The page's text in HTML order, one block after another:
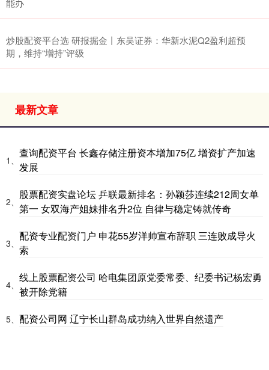
能办
炒股配资平台选 研报掘金丨东吴证券：华新水泥Q2盈利超预
期，维持“增持”评级
最新文章
1、
查询配资平台 长鑫存储注册资本增加75亿 增资扩产加速
发展
2、
股票配资实盘论坛 乒联最新排名：孙颖莎连续212周女单
第一 女双海产姐妹排名升2位 自律与稳定铸就传奇
3、
配资专业配资门户 申花55岁洋帅宣布辞职 三连败成导火
索
4、
线上股票配资公司 哈电集团原党委常委、纪委书记杨宏勇
被开除党籍
5、 配资公司网 辽宁长山群岛成功纳入世界自然遗产